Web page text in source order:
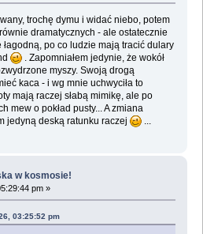
trochę dymu i widać niebo, potem
dramatycznych - ale ostatecznie
po co ludzie mają tracić dulary
. Zapomniałem jedynie, że wokół
myszy. Swoją drogą
kaca - i wg mnie uchwyciła to
mają raczej słabą mimikę, ale po
mew o pokład pusty... A zmiana
jedyną deską ratunku raczej
...
w kosmosie!
pm »
03:25:52 pm